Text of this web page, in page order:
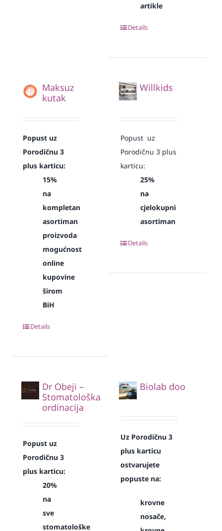
artikle
Details
Maksuz
kutak
Popust uz
Porodičnu 3
plus karticu:
15%
na
kompletan
asortiman
proizvoda
mogućnost
online
kupovine
širom
BiH
Details
Willkids
Popust uz
Porodičnu 3 plus
karticu:
25%
na
cjelokupni
asortiman
Details
Dr Obeji –
Stomatološka
ordinacija
Popust uz
Porodičnu 3
plus karticu:
20%
na
sve
stomatološke
Biolab doo
Uz Porodičnu 3
plus karticu
ostvarujete
popuste na:
krovne
nosače,